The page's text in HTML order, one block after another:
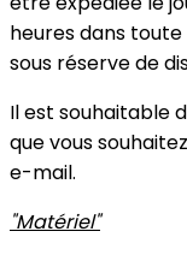
heures dans
sous réserve de
Il est souhaitable
que vous
e-mail.
"Matériel"